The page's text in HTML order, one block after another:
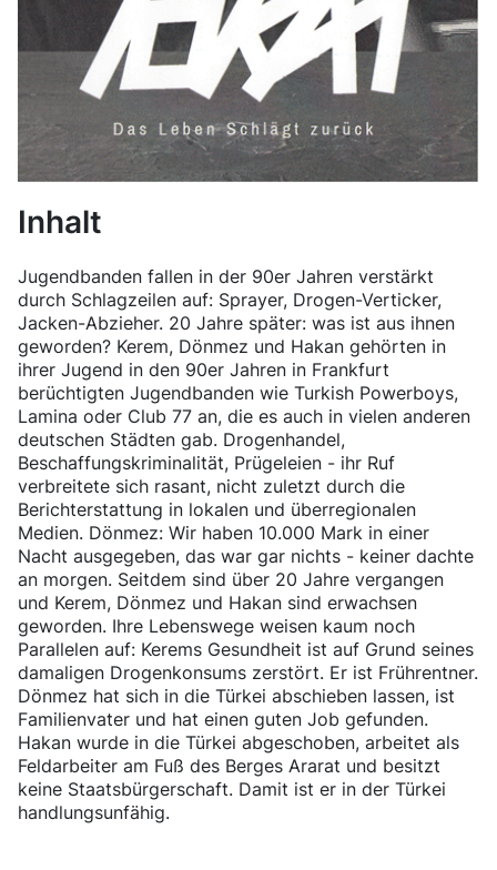
Inhalt
Jugendbanden fallen in der 90er Jahren verstärkt
durch Schlagzeilen auf: Sprayer, Drogen-Verticker,
Jacken-Abzieher. 20 Jahre später: was ist aus ihnen
geworden? Kerem, Dönmez und Hakan gehörten in
ihrer Jugend in den 90er Jahren in Frankfurt
berüchtigten Jugendbanden wie Turkish Powerboys,
Lamina oder Club 77 an, die es auch in vielen anderen
deutschen Städten gab. Drogenhandel,
Beschaffungskriminalität, Prügeleien - ihr Ruf
verbreitete sich rasant, nicht zuletzt durch die
Berichterstattung in lokalen und überregionalen
Medien. Dönmez: Wir haben 10.000 Mark in einer
Nacht ausgegeben, das war gar nichts - keiner dachte
an morgen. Seitdem sind über 20 Jahre vergangen
und Kerem, Dönmez und Hakan sind erwachsen
geworden. Ihre Lebenswege weisen kaum noch
Parallelen auf: Kerems Gesundheit ist auf Grund seines
damaligen Drogenkonsums zerstört. Er ist Frührentner.
Dönmez hat sich in die Türkei abschieben lassen, ist
Familienvater und hat einen guten Job gefunden.
Hakan wurde in die Türkei abgeschoben, arbeitet als
Feldarbeiter am Fuß des Berges Ararat und besitzt
keine Staatsbürgerschaft. Damit ist er in der Türkei
handlungsunfähig.